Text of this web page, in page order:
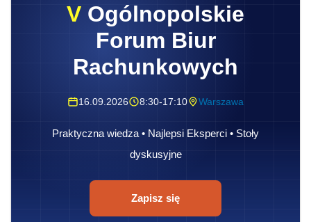
V Ogólnopolskie
Forum Biur
Rachunkowych
16.09.2026 8:30-17:10 Warszawa
Praktyczna wiedza • Najlepsi Eksperci • Stoły
dyskusyjne
Zapisz się